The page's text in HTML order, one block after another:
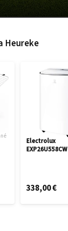
Heureke
Electrolux
EXP26U558CW
338,00 €